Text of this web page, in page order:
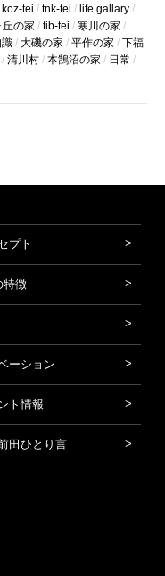
koz-tei tnk-tei
life gallary
丘の家 tib-tei
寒川の家
大磯の家 平作の家
下福
清川村 本鵠沼の家
日常
プト
特徴
ーション
ト情報
田ひとり言